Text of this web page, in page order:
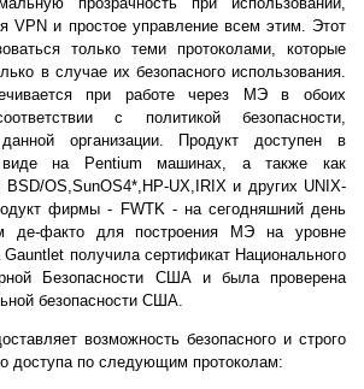
VPN и простое управление всем этим. Этот
только теми протоколами, которые
в случае их безопасного использования.
при работе через МЭ в обоих
с политикой безопасности,
организации. Продукт доступен в
виде на Pentium машинах, а также как
OS,SunOS4*,HP-UX,IRIX и других UNIX-
фирмы - FWTK - на сегодняшний день
де-факто для построения МЭ на уровне
получила сертификат Национального
Безопасности США и была проверена
безопасности США.
возможность безопасного и строго
доступа по следующим протоколам: